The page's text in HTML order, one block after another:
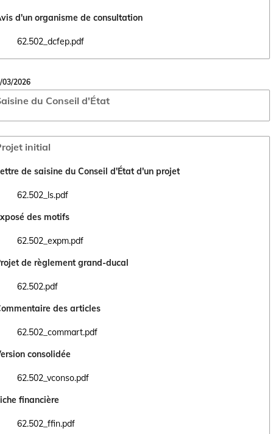
d'un organisme de consultation
62.502_dcfep.pdf
Ouvrir le document 62.502_dcfep.pdf dans un nouvel onglet
03/2026
du Conseil d'État
initial
de saisine du Conseil d'État d'un projet
62.502_ls.pdf
Ouvrir le document 62.502_ls.pdf dans un nouvel onglet
des motifs
62.502_expm.pdf
Ouvrir le document 62.502_expm.pdf dans un nouvel onglet
de règlement grand-ducal
62.502.pdf
Ouvrir le document 62.502.pdf dans un nouvel onglet
des articles
62.502_commart.pdf
Ouvrir le document 62.502_commart.pdf dans un nouvel onglet
consolidée
62.502_vconso.pdf
Ouvrir le document 62.502_vconso.pdf dans un nouvel onglet
financière
62.502_ffin.pdf
Ouvrir le document 62.502_ffin.pdf dans un nouvel onglet